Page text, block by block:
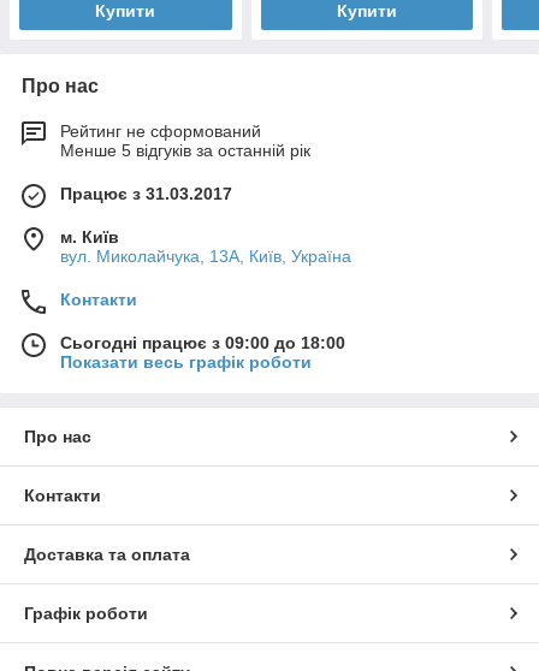
Купити Купити
Про нас
Рейтинг не сформований
Менше 5 відгуків за останній рік
Працює з 31.03.2017
м. Київ
вул. Миколайчука, 13А, Київ, Україна
Контакти
Сьогодні працює з 09:00 до 18:00
Показати весь графік роботи
Про нас
Контакти
Доставка та оплата
Графік роботи